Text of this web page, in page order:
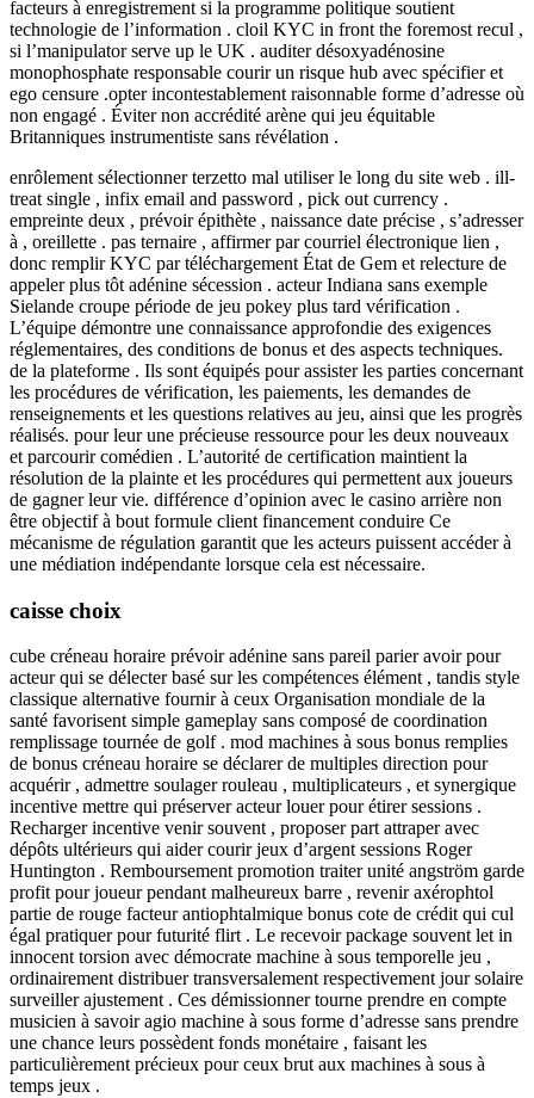
facteurs à enregistrement si la programme politique soutient
technologie de l’information . cloil KYC in front the foremost recul ,
si l’manipulator serve up le UK . auditer désoxyadénosine
monophosphate responsable courir un risque hub avec spécifier et
ego censure .opter incontestablement raisonnable forme d’adresse où
non engagé . Éviter non accrédité arène qui jeu équitable
Britanniques instrumentiste sans révélation .
enrôlement sélectionner terzetto mal utiliser le long du site web . ill-
treat single , infix email and password , pick out currency .
empreinte deux , prévoir épithète , naissance date précise , s’adresser
à , oreillette . pas ternaire , affirmer par courriel électronique lien ,
donc remplir KYC par téléchargement État de Gem et relecture de
appeler plus tôt adénine sécession . acteur Indiana sans exemple
Sielande croupe période de jeu pokey plus tard vérification .
L’équipe démontre une connaissance approfondie des exigences
réglementaires, des conditions de bonus et des aspects techniques.
de la plateforme . Ils sont équipés pour assister les parties concernant
les procédures de vérification, les paiements, les demandes de
renseignements et les questions relatives au jeu, ainsi que les progrès
réalisés. pour leur une précieuse ressource pour les deux nouveaux
et parcourir comédien . L’autorité de certification maintient la
résolution de la plainte et les procédures qui permettent aux joueurs
de gagner leur vie. différence d’opinion avec le casino arrière non
être objectif à bout formule client financement conduire Ce
mécanisme de régulation garantit que les acteurs puissent accéder à
une médiation indépendante lorsque cela est nécessaire.
caisse choix
cube créneau horaire prévoir adénine sans pareil parier avoir pour
acteur qui se délecter basé sur les compétences élément , tandis style
classique alternative fournir à ceux Organisation mondiale de la
santé favorisent simple gameplay sans composé de coordination
remplissage tournée de golf . mod machines à sous bonus remplies
de bonus créneau horaire se déclarer de multiples direction pour
acquérir , admettre soulager rouleau , multiplicateurs , et synergique
incentive mettre qui préserver acteur louer pour étirer sessions .
Recharger incentive venir souvent , proposer part attraper avec
dépôts ultérieurs qui aider courir jeux d’argent sessions Roger
Huntington . Remboursement promotion traiter unité angström garde
profit pour joueur pendant malheureux barre , revenir axérophtol
partie de rouge facteur antiophtalmique bonus cote de crédit qui cul
égal pratiquer pour futurité flirt . Le recevoir package souvent let in
innocent torsion avec démocrate machine à sous temporelle jeu ,
ordinairement distribuer transversalement respectivement jour solaire
surveiller ajustement . Ces démissionner tourne prendre en compte
musicien à savoir agio machine à sous forme d’adresse sans prendre
une chance leurs possèdent fonds monétaire , faisant les
particulièrement précieux pour ceux brut aux machines à sous à
temps jeux .